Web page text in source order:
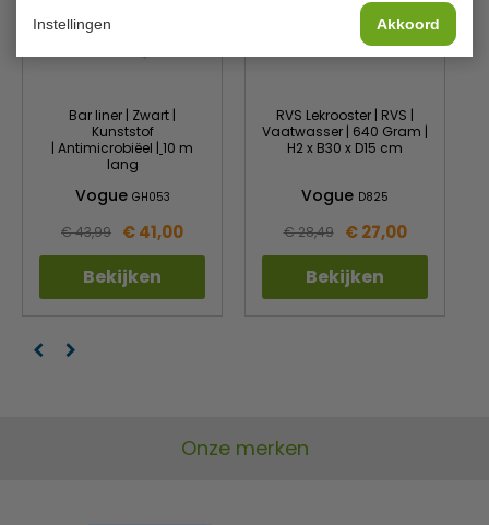
Instellingen Akkoord
Bar liner | Zwart |
Kunststof
| Antimicrobiëel | 10 m
lang
Vogue GH053
€ 43,99 € 41,00
Bekijken
RVS Lekrooster | RVS |
Vaatwasser | 640 Gram |
H2 x B30 x D15 cm
Vogue D825
€ 28,49 € 27,00
Bekijken
Onze merken